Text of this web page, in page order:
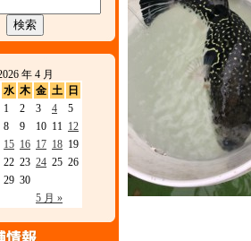
年 4 月
水 木 金 土 日
5 月 »
1 2 3 4
5
8 9 10 11 12
15 16 17 18 19
22 23 24 25 26
29 30